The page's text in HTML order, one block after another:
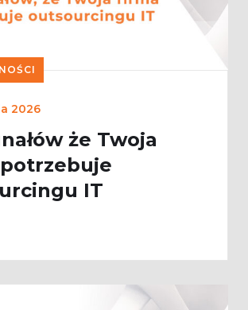
2026
że Twoja
IT